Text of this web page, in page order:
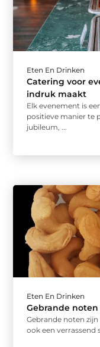
Eten En Drinken
Catering voor
indruk maakt
Elk evenement is
positieve manier te
jubileum, ...
Eten En Drinken
Gebrande
Gebrande noten
ook een verrassend